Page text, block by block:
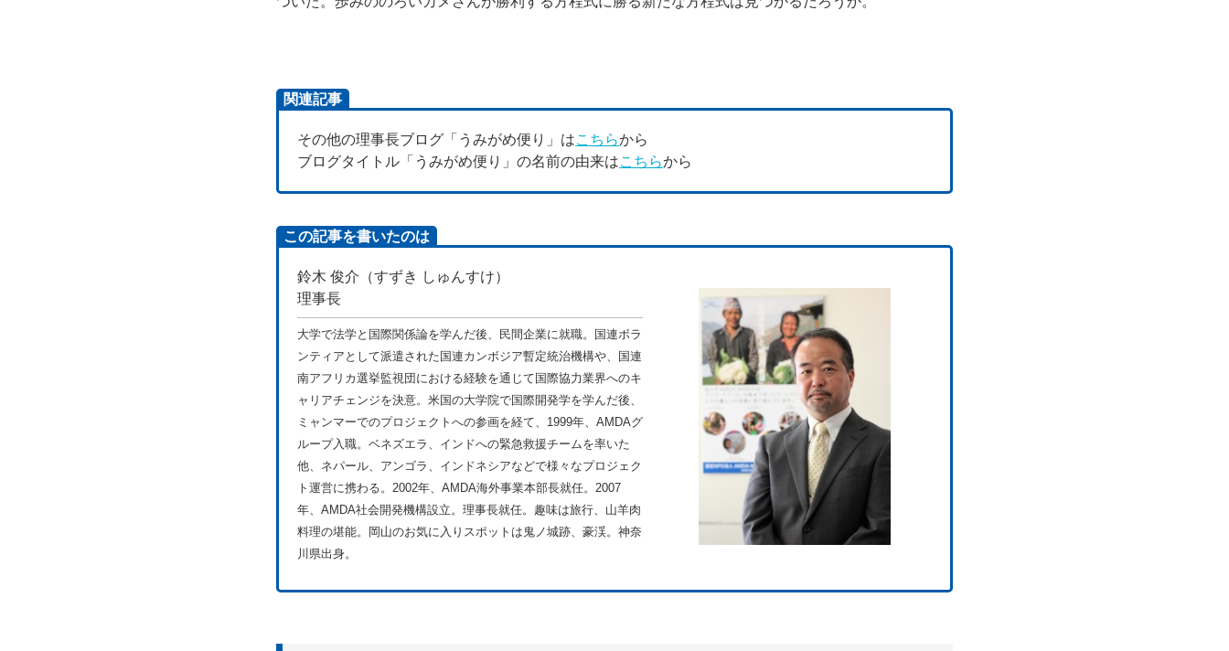
関連記事
その他の理事長ブログ「うみがめ便り」はこちらから
ブログタイトル「うみがめ便り」の名前の由来はこちらから
この記事を書いたのは
鈴木 俊介（すずき しゅんすけ）
理事長
大学で法学と国際関係論を学んだ後、民間企業に就職。国連ボラ
ンティアとして派遣された国連カンボジア暫定統治機構や、国連
南アフリカ選挙監視団における経験を通じて国際協力業界へのキ
ャリアチェンジを決意。米国の大学院で国際開発学を学んだ後、
ミャンマーでのプロジェクトへの参画を経て、1999年、AMDAグ
ループ入職。ベネズエラ、インドへの緊急救援チームを率いた
他、ネパール、アンゴラ、インドネシアなどで様々なプロジェク
ト運営に携わる。2002年、AMDA海外事業本部長就任。2007
年、AMDA社会開発機構設立。理事長就任。趣味は旅行、山羊肉
料理の堪能。岡山のお気に入りスポットは鬼ノ城跡、豪渓。神奈
川県出身。